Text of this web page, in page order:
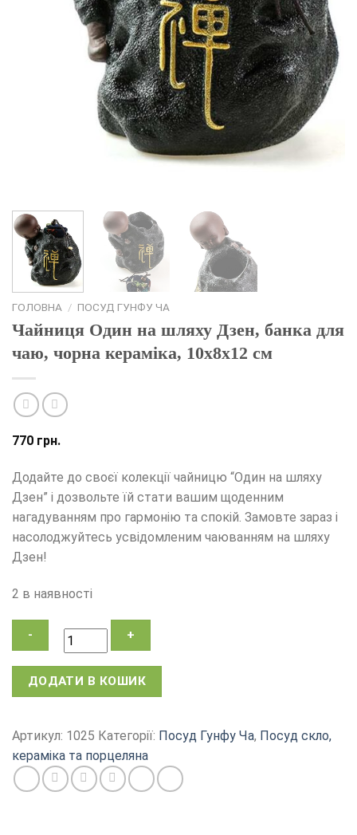
ГОЛОВНА / ПОСУД ГУНФУ ЧА
Чайниця Один на шляху Дзен, банка для
чаю, чорна кераміка, 10х8х12 см
770 грн.
Додайте до своєї колекції чайницю “Один на шляху
Дзен” і дозвольте їй стати вашим щоденним
нагадуванням про гармонію та спокій. Замовте зараз і
насолоджуйтесь усвідомленим чаюванням на шляху
Дзен!
2 в наявності
Чайниця
шляху
банка
для
ДОДАТИ В КОШИК
Артикул: 1025 Категорії: Посуд Гунфу Ча, Посуд скло,
кераміка та порцеляна